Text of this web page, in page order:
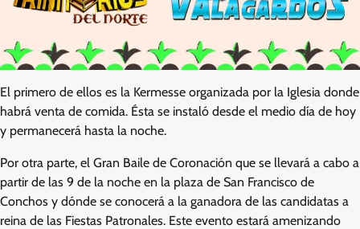
El primero de ellos es la Kermesse organizada por la Iglesia donde
habrá venta de comida. Ésta se instaló desde el medio día de hoy
y permanecerá hasta la noche.
Por otra parte, el Gran Baile de Coronación que se llevará a cabo a
partir de las 9 de la noche en la plaza de San Francisco de
Conchos y dónde se conocerá a la ganadora de las candidatas a
reina de las Fiestas Patronales. Este evento estará amenizando